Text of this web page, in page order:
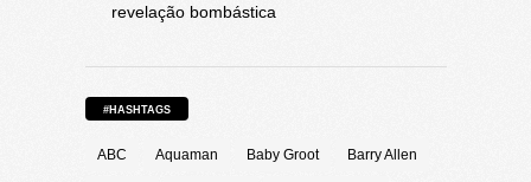
revelação bombástica
#HASHTAGS
ABC Aquaman Baby Groot Barry Allen